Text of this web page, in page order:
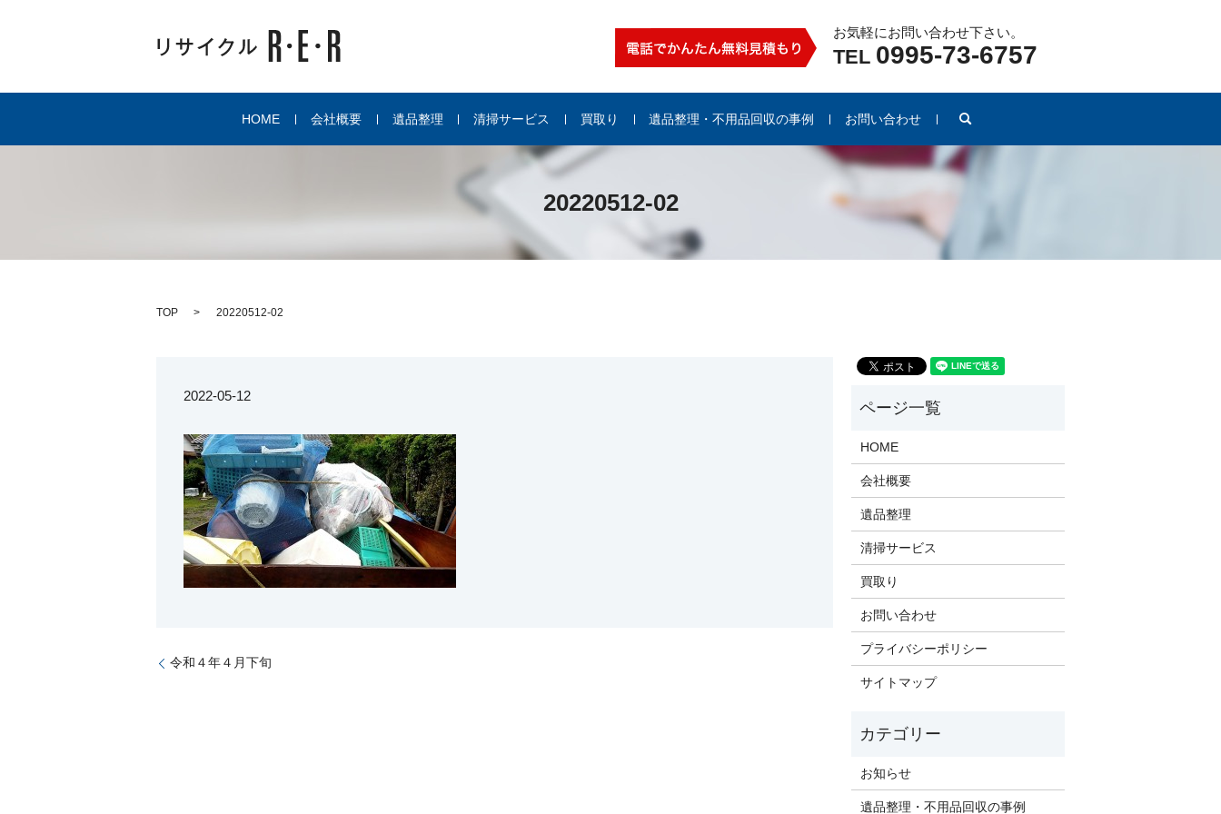
お気軽にお問い合わせ下さい。
TEL 0995-73-6757
HOME 会社概要 遺品整理 清掃サービス 買取り 遺品整理・不用品回収の事例 お問い合わせ
20220512-02
TOP 20220512-02
2022-05-12
令和４年４月下旬
HOME
会社概要
遺品整理
清掃サービス
買取り
お問い合わせ
プライバシーポリシー
サイトマップ
お知らせ
遺品整理・不用品回収の事例